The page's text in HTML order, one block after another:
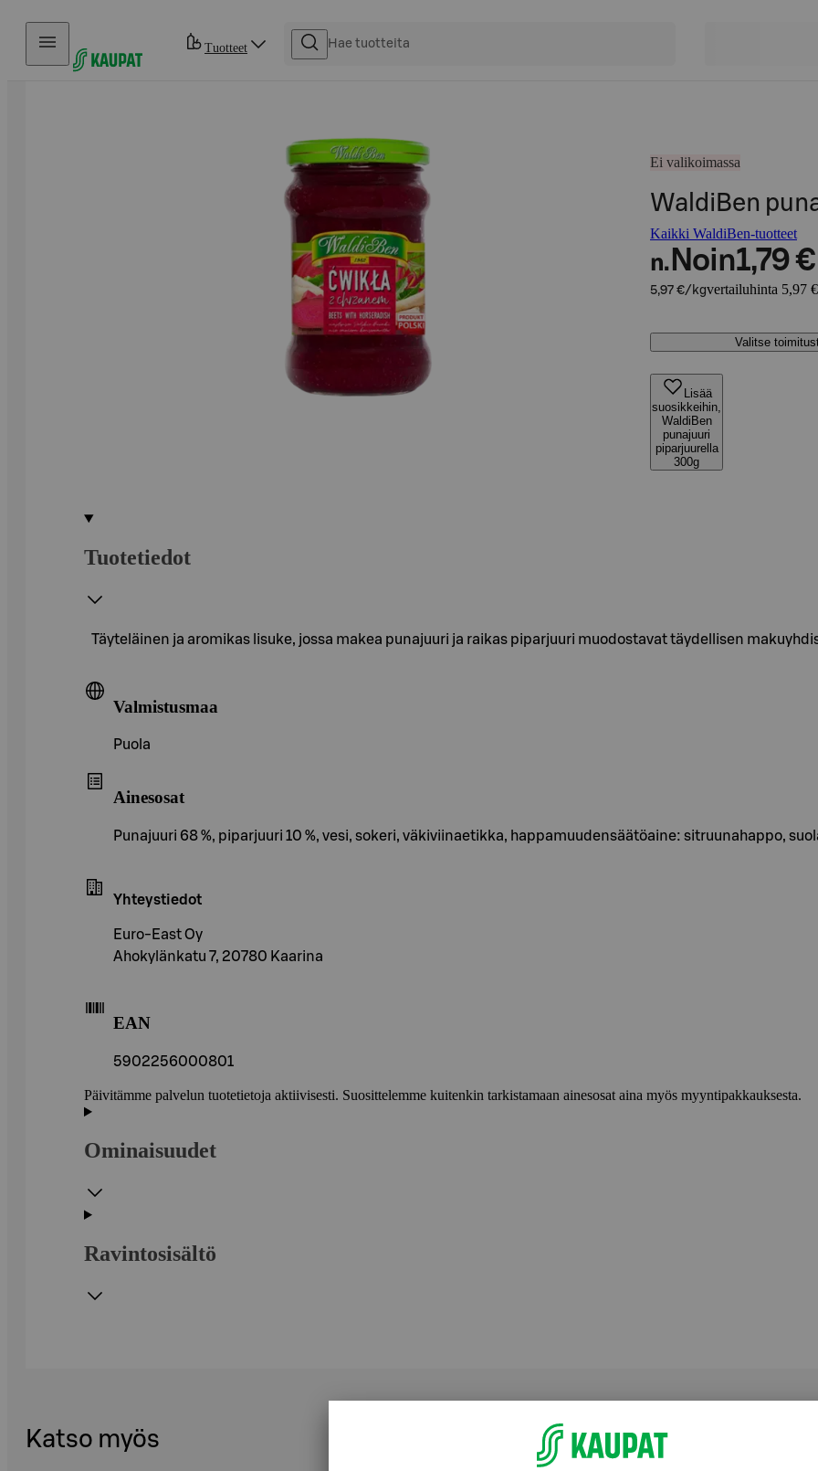
Hyppää sisältöön
Tuotteet
Ei valikoimassa
WaldiBen
Kaikki WaldiBen-tuotteet
n. Noin1,79 €
5,97 €/kgvertailuhinta 5,97
Valitse
Lisää
suosikkeihin,
WaldiBen
punajuuri
piparjuurella
300g
Tuotetiedot
Täyteläinen ja aromikas lisuke, jossa makea punajuuri ja raikas piparjuuri muodostavat täydellisen
Valmistusmaa
Puola
Ainesosat
Punajuuri 68 %, piparjuuri 10 %, vesi, sokeri, väkiviinaetikka, happamuudensäätöaine: sitruunahappo,
Yhteystiedot
Euro-East Oy
Ahokylänkatu 7, 20780 Kaarina
EAN
5902256000801
Päivitämme palvelun tuotetietoja aktiivisesti. Suosittelemme kuitenkin tarkistamaan ainesosat aina myös myyntipakkauksesta.
Ominaisuudet
Ravintosisältö
Katso myös